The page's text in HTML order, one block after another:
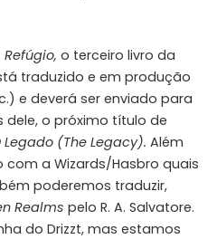
Refúgio, o terceiro livro da
traduzido e em produção
e deverá ser enviado para
dele, o próximo título de
Legado (The Legacy). Além
a Wizards/Hasbro quais
poderemos traduzir,
Realms pelo R. A. Salvatore.
do Drizzt, mas estamos